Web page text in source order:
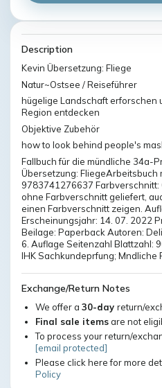
Description
Kevin Übersetzung: Fliege
Natur~Ostsee / Reiseführer
hügelige Landschaft erforschen
Region entdecken
Objektive Zubehör
how to look behind people's
Fallbuch für die mündliche 34a-
Übersetzung: FliegeArbeitsbuch
9783741276637
ohne Farbverschnitt geliefert,
einen Farbverschnitt zeigen.
Erscheinungsjahr: 14. 07. 2022
Beilage: Paperback Autoren:
6. Auflage Seitenzahl Blattzahl:
IHK Sachkundeprfung; Mndliche
Exchange/Return Notes
We offer a 30-day return/
Final sale itemsare not
To process your return/
[email protected]
Please click here for more
Policy